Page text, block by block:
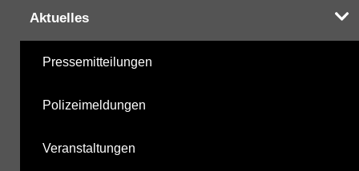
Aktuelles
Pressemitteilungen
Polizeimeldungen
Veranstaltungen